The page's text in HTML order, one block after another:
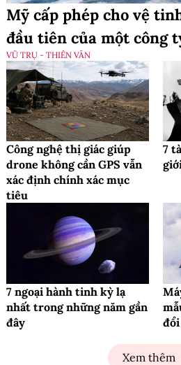
Mỹ cấp phép cho vệ
đầu tiên của một công
VŨ TRỤ - THIÊN VĂN
Công nghệ thị giác giúp
drone không cần GPS vẫn
xác định chính xác mục
tiêu
7
7 ngoại hành tinh kỳ lạ
nhất trong những năm gần
đây
Xem thêm